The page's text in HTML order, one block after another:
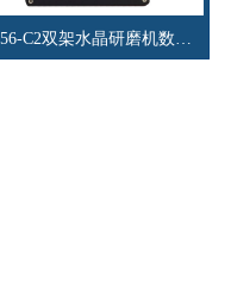
JC356-C2双架水晶研磨机数控系统